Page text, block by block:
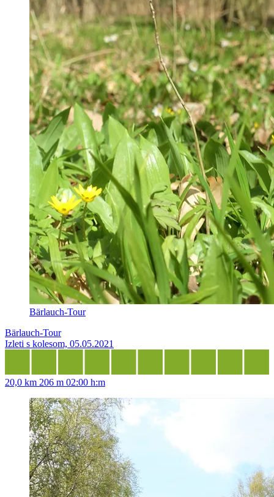
Bärlauch-Tour
Bärlauch-Tour
Izleti s kolesom, 05.05.2021
20,0 km 206 m 02:00 h:m